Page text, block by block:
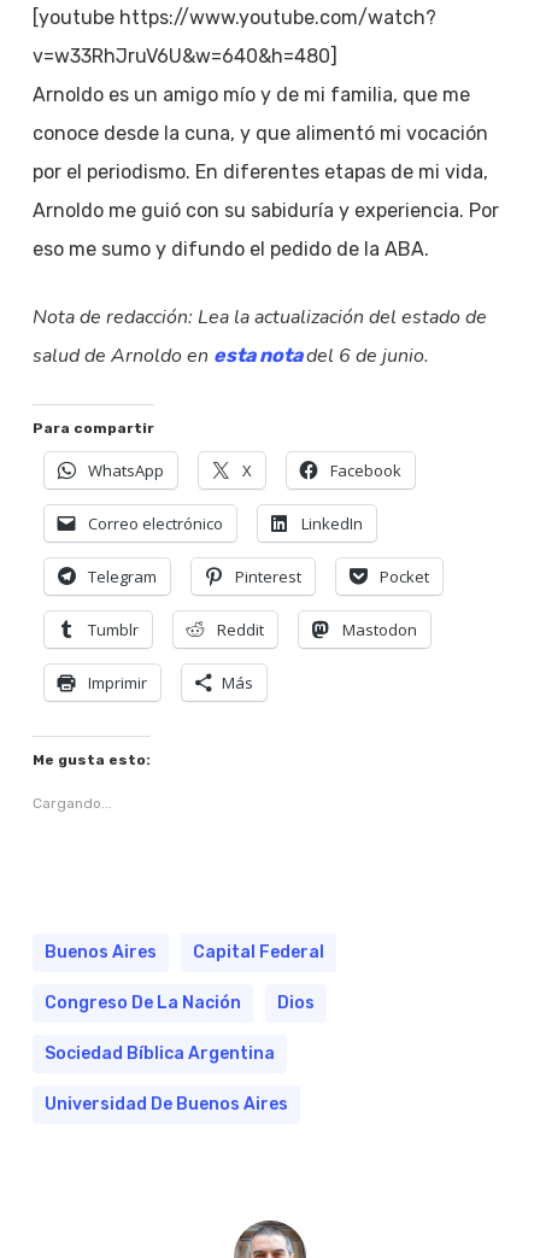
[youtube https://www.youtube.com/watch?
v=w33RhJruV6U&w=640&h=480]
Arnoldo es un amigo mío y de mi familia, que me
conoce desde la cuna, y que alimentó mi vocación
por el periodismo. En diferentes etapas de mi vida,
Arnoldo me guió con su sabiduría y experiencia. Por
eso me sumo y difundo el pedido de la ABA.
Nota de redacción: Lea la actualización del estado de
salud de Arnoldo en esta notadel 6 de junio.
Para compartir
WhatsApp X Facebook
Correo electrónico LinkedIn
Telegram Pinterest Pocket
Tumblr Reddit Mastodon
Imprimir Más
Me gusta esto:
Cargando...
Buenos Aires Capital Federal
Congreso De La Nación Dios
Sociedad Bíblica Argentina
Universidad De Buenos Aires